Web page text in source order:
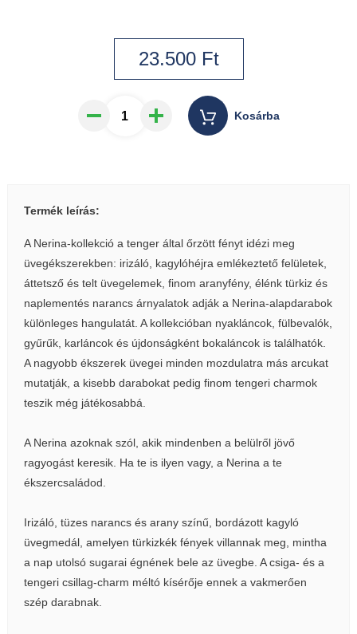
23.500Ft
Kosárba
Termék leírás:
A Nerina-kollekció a tenger által őrzött fényt idézi meg
üvegékszerekben: irizáló, kagylóhéjra emlékeztető felületek,
áttetsző és telt üvegelemek, finom aranyfény, élénk türkiz és
naplementés narancs árnyalatok adják a Nerina-alapdarabok
különleges hangulatát. A kollekcióban nyakláncok, fülbevalók,
gyűrűk, karláncok és újdonságként bokaláncok is találhatók.
A nagyobb ékszerek üvegei minden mozdulatra más arcukat
mutatják, a kisebb darabokat pedig finom tengeri charmok
teszik még játékosabbá.
A Nerina azoknak szól, akik mindenben a belülről jövő
ragyogást keresik. Ha te is ilyen vagy, a Nerina a te
ékszercsaládod.
Irizáló, tüzes narancs és arany színű, bordázott kagyló
üvegmedál, amelyen türkizkék fények villannak meg, mintha
a nap utolsó sugarai égnének bele az üvegbe. A csiga- és a
tengeri csillag-charm méltó kísérője ennek a vakmerően
szép darabnak.